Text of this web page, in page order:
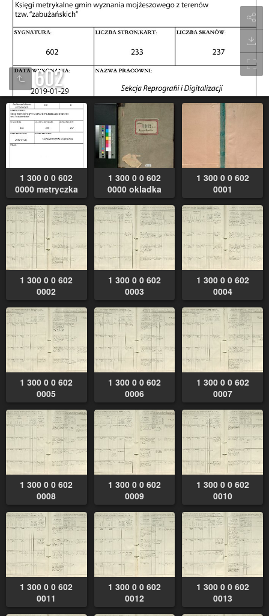
602
1 300 0 0 602
0000 metryczka
1 300 0 0 602
0000 okladka
1 300 0 0 602
0001
1 300 0 0 602
0002
1 300 0 0 602
0003
1 300 0 0 602
0004
1 300 0 0 602
0005
1 300 0 0 602
0006
1 300 0 0 602
0007
1 300 0 0 602
0008
1 300 0 0 602
0009
1 300 0 0 602
0010
1 300 0 0 602
0011
1 300 0 0 602
0012
1 300 0 0 602
0013